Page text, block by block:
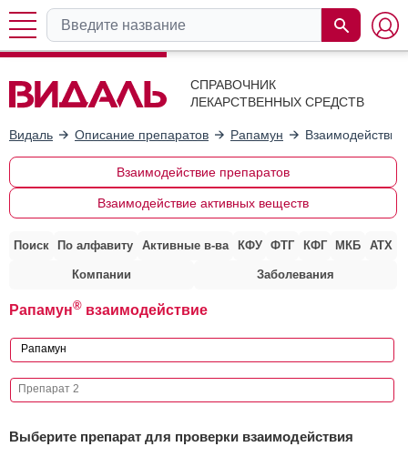
СПРАВОЧНИК
ЛЕКАРСТВЕННЫХ СРЕДСТВ
Видаль Описание препаратов Рапамун
Взаимодействие препаратов
Взаимодействие активных веществ
Поиск По алфавиту Активные в-ва КФУ ФТГ КФГ МКБ АТХ
Компании Заболевания
Рапамун® взаимодействие
Выберите препарат для проверки взаимодействия